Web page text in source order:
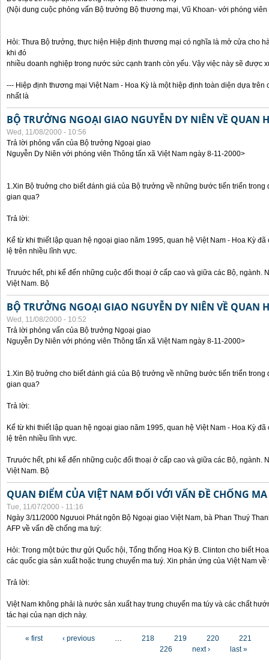
(Nội dung cuộc phỏng vấn Bộ trưởng Bộ thương mại, Vũ Khoan- với phóng
Hỏi: Thưa Bộ trưởng, thực hiện Hiệp định thương mại có nghĩa là mở cửa cho
khi đó
nhiều doanh nghiệp trong nước sức cạnh tranh còn yếu. Vậy việc này sẽ được
--- Hiệp định thương mại Việt Nam - Hoa Kỳ là một hiệp định toàn diện dựa trên
nhất là
BỘ TRƯỞNG NGOẠI GIAO NGUYỄN DY NIÊN VỀ QUAN
Wed, 11/08/2000 - 10:56
Trả lời phỏng vấn của Bộ trưởng Ngoại giao
Nguyễn Dy Niên với phóng viên Thông tấn xã Việt Nam ngày 8-11-2000>
1.Xin Bộ truởng cho biết đánh giá của Bộ trưởng về những bước tiến triển trong
gian qua?
Trả lời:
Kể từ khi thiết lập quan hệ ngoại giao năm 1995, quan hệ Việt Nam - Hoa Kỳ
lệ trên nhiều lĩnh vực.
Trưuớc hết, phi kể đến những cuộc đối thoại ở cấp cao và giữa các Bộ, ngành.
Việt Nam. Bộ
BỘ TRƯỞNG NGOẠI GIAO NGUYỄN DY NIÊN VỀ QUAN
Wed, 11/08/2000 - 10:52
Trả lời phỏng vấn của Bộ trưởng Ngoại giao
Nguyễn Dy Niên với phóng viên Thông tấn xã Việt Nam ngày 8-11-2000>
1.Xin Bộ truởng cho biết đánh giá của Bộ trưởng về những bước tiến triển trong
gian qua?
Trả lời:
Kể từ khi thiết lập quan hệ ngoại giao năm 1995, quan hệ Việt Nam - Hoa Kỳ
lệ trên nhiều lĩnh vực.
Trưuớc hết, phi kể đến những cuộc đối thoại ở cấp cao và giữa các Bộ, ngành.
Việt Nam. Bộ
QUAN ĐIỂM CỦA VIỆT NAM ĐỐI VỚI VẤN ĐỀ CHỐNG MA
Tue, 11/07/2000 - 11:16
Ngày 3/11/2000 Ngưuoi Phát ngôn Bộ Ngoại giao Việt Nam, bà Phan Thuý
AFP về vấn đề chống ma tuý:
Hỏi: Trong một bức thư gửi Quốc hội, Tổng thống Hoa Kỳ B. Clinton cho biết
các quốc gia sản xuất hoặc trung chuyển ma tuý. Xin phản ứng của Việt Nam về
Trả lời:
Việt Nam không phải là nước sản xuất hay trung chuyển ma túy và các chất
tác hại của nạn dịch này.
« first ‹ previous … 218 219 220
221
226
next › last »